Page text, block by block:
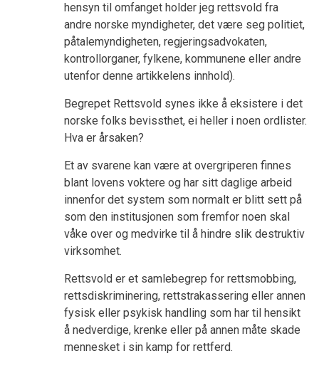
hensyn til omfanget holder jeg rettsvold fra
andre norske myndigheter, det være seg politiet,
påtalemyndigheten, regjeringsadvokaten,
kontrollorganer, fylkene, kommunene eller andre
utenfor denne artikkelens innhold).
Begrepet Rettsvold synes ikke å eksistere i det
norske folks bevissthet, ei heller i noen ordlister.
Hva er årsaken?
Et av svarene kan være at overgriperen finnes
blant lovens voktere og har sitt daglige arbeid
innenfor det system som normalt er blitt sett på
som den institusjonen som fremfor noen skal
våke over og medvirke til å hindre slik destruktiv
virksomhet.
Rettsvold er et samlebegrep for rettsmobbing,
rettsdiskriminering, rettstrakassering eller annen
fysisk eller psykisk handling som har til hensikt
å nedverdige, krenke eller på annen måte skade
mennesket i sin kamp for rettferd.